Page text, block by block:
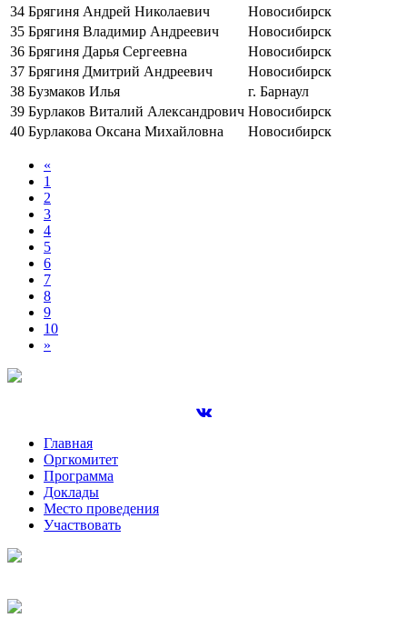
34 Брягиня Андрей Николаевич
Новосибирск
35 Брягиня Владимир Андреевич
Новосибирск
36 Брягиня Дарья Сергеевна
Новосибирск
37 Брягиня Дмитрий Андреевич
Новосибирск
38 Бузмаков Илья
г. Барнаул
39 Бурлаков Виталий Александрович Новосибирск
40 Бурлакова Оксана Михайловна Новосибирск
«
1
2
3
4
5
6
7
8
9
10
»
Главная
Оргкомитет
Программа
Доклады
Место проведения
Участвовать